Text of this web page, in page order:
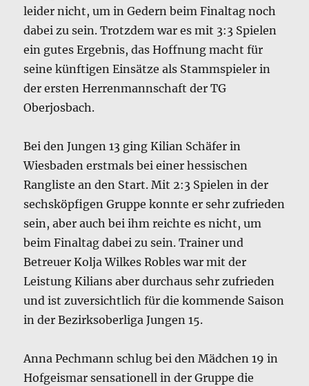
leider nicht, um in Gedern beim Finaltag noch
dabei zu sein. Trotzdem war es mit 3:3 Spielen
ein gutes Ergebnis, das Hoffnung macht für
seine künftigen Einsätze als Stammspieler in
der ersten Herrenmannschaft der TG
Oberjosbach.
Bei den Jungen 13 ging Kilian Schäfer in
Wiesbaden erstmals bei einer hessischen
Rangliste an den Start. Mit 2:3 Spielen in der
sechsköpfigen Gruppe konnte er sehr zufrieden
sein, aber auch bei ihm reichte es nicht, um
beim Finaltag dabei zu sein. Trainer und
Betreuer Kolja Wilkes Robles war mit der
Leistung Kilians aber durchaus sehr zufrieden
und ist zuversichtlich für die kommende Saison
in der Bezirksoberliga Jungen 15.
Anna Pechmann schlug bei den Mädchen 19 in
Hofgeismar sensationell in der Gruppe die